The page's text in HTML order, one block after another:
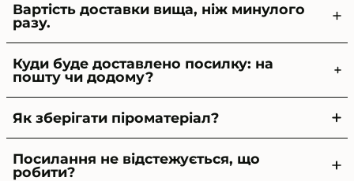
Вартість доставки вища, ніж минулого
разу.
Куди буде доставлено посилку: на
пошту чи додому?
Як зберігати піроматеріал?
Посилання не відстежується, що
робити?